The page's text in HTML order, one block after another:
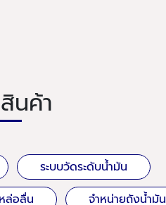
นค้า
ระบบวัดระดับน้ำมัน
ล่อลื่น จำหน่ายถังน้ำมัน